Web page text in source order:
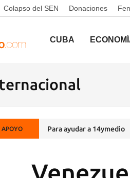
Colapso del SEN Donaciones
CUBA
APOYO Para ayudar a 14ymedio